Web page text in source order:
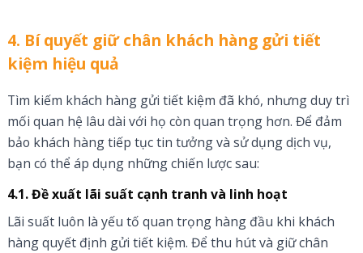
4. Bí quyết giữ chân khách hàng gửi tiết
kiệm hiệu quả
Tìm kiếm khách hàng gửi tiết kiệm đã khó, nhưng duy trì
mối quan hệ lâu dài với họ còn quan trọng hơn. Để đảm
bảo khách hàng tiếp tục tin tưởng và sử dụng dịch vụ,
bạn có thể áp dụng những chiến lược sau:
4.1. Đề xuất lãi suất cạnh tranh và linh hoạt
Lãi suất luôn là yếu tố quan trọng hàng đầu khi khách
hàng quyết định gửi tiết kiệm. Để thu hút và giữ chân